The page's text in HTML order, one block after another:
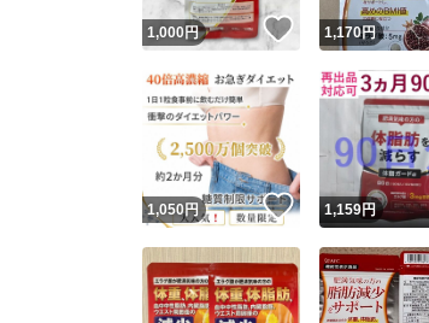
1,000 円 いいね！
1,170円
1,050円 いいね！
1,159円